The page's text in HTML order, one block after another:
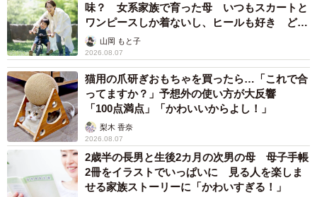
味？ 女系家族で育った母 いつもスカートと
ワンピースしか着ないし、ヒールも好き どの
へんが…
山岡 もと子
2026.08.07
猫用の爪研ぎおもちゃを買ったら…「これで合
ってますか？」予想外の使い方が大反響
「100点満点」「かわいいからよし！」
梨木 香奈
2026.08.07
2歳半の長男と生後2カ月の次男の母 母子手帳
2冊をイラストでいっぱいに 見る人を楽しま
せる家族ストーリーに「かわいすぎる！」